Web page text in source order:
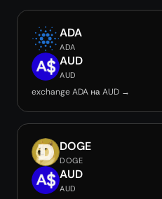
ADA
ADA
AUD
AUD
exchange ADA на AUD →
DOGE
DOGE
AUD
AUD